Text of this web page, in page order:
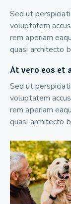
Sed ut
voluptatem
rem aperiam
quasi architecto
At vero eos et
Sed ut
voluptatem
rem aperiam
quasi architecto